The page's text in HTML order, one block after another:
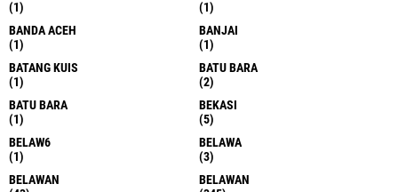
Pengungkapan Kasus Narkoba di
Belawan: Wanita Ditangkap, Jaringan
Respon Cepat,Tekab Polsek Medan Area
Ringkus Pengedar Sabu di Parkiran
Penginapan OYO